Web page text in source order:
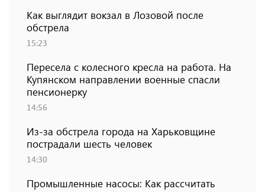
Как выглядит вокзал в Лозовой после
обстрела
15:23
Пересела с колесного кресла на работа. На
Купянском направлении военные спасли
пенсионерку
14:56
Из-за обстрела города на Харьковщине
пострадали шесть человек
14:30
Промышленные насосы: Как рассчитать